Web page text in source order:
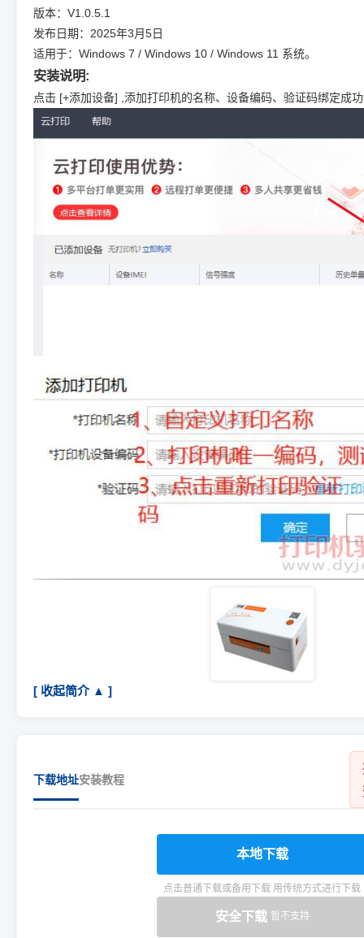
版本：V1.0.5.1
发布日期：2025年3月5日
适用于：Windows 7 / Windows 10 / Windows 11 系统。
安装说明:
点击 [+添加设备] ,添加打印机的名称、设备编码、验证码绑定成
[ 收起简介 ▲ ]
下载地址安装教程
本地下载
点击普通下载或备用下载 用传统方式进行下载
安全下载 暂不支持